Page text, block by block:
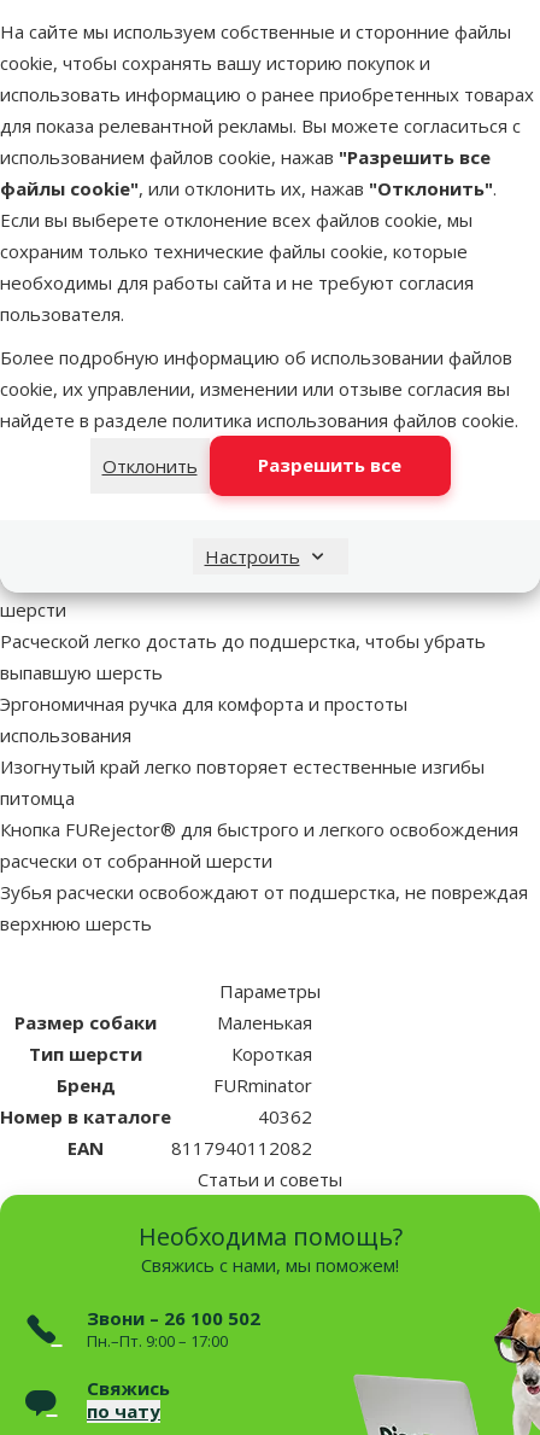
На сайте мы используем собственные и сторонние файлы
cookie, чтобы сохранять вашу историю покупок и
использовать информацию о ранее приобретенных товарах
для показа релевантной рекламы. Вы можете согласиться с
использованием файлов cookie, нажав "Разрешить все
файлы cookie", или отклонить их, нажав "Отклонить".
Если вы выберете отклонение всех файлов cookie, мы
сохраним только технические файлы cookie, которые
необходимы для работы сайта и не требуют согласия
пользователя.
Более подробную информацию об использовании файлов
cookie, их управлении, изменении или отзыве согласия вы
найдете в разделе политика использования файлов cookie.
Отклонить
Разрешить все
Настроить
16,99 €
марка
В наличии В
Другие подобные продукты
В начало страницы
superzoo.product.detail.content
"Расческа для ухода за подшерстком для маленьких собак с
С регулярным использованием расчески FURminator
Удаляет выпавшую шерсть
Обеспечивает удобное и эффективное удаление выпавшей
шерсти
Расческой легко достать до подшерстка, чтобы убрать
выпавшую шерсть
Эргономичная ручка для комфорта и простоты
использования
Изогнутый край легко повторяет естественные изгибы
питомца
Кнопка FURejector® для быстрого и легкого освобождения
расчески от собранной шерсти
Зубья расчески освобождают от подшерстка, не повреждая
верхнюю шерсть
Параметры
Размер собаки
Маленькая
Тип шерсти
Короткая
Бренд
FURminator
Номер в каталоге
40362
EAN
8117940112082
Статьи и советы
Необходима помощь?
Свяжись с нами, мы поможем!
Звони – 26 100 502
Пн.–Пт. 9:00 – 17:00
Свяжись
по чату